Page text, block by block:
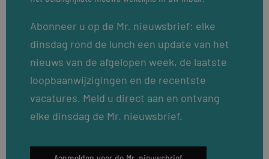
Abonneer u op de Mr. nieuwsbrief: elke
dinsdag rond de lunch een update van het
nieuws van de afgelopen week, de laatste
loopbaanwijzigingen en de recentste
vacatures. Meld u direct aan en ontvang
elke dinsdag de Mr. nieuwsbrief.